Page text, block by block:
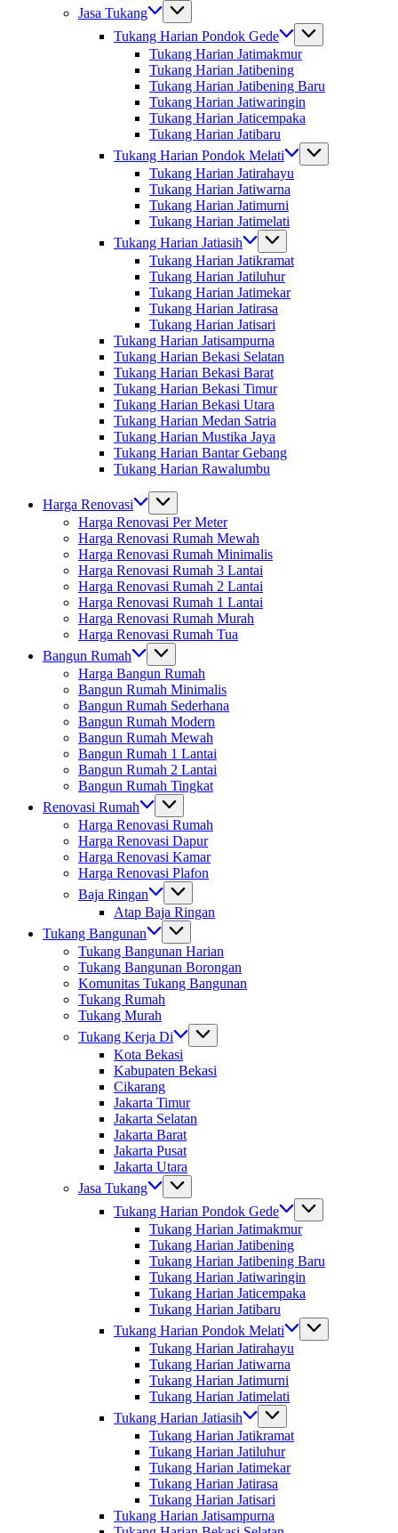
Jasa Tukang
Tukang Harian Pondok Gede
Tukang Harian Jatimakmur
Tukang Harian Jatibening
Tukang Harian Jatibening Baru
Tukang Harian Jatiwaringin
Tukang Harian Jaticempaka
Tukang Harian Jatibaru
Tukang Harian Pondok Melati
Tukang Harian Jatirahayu
Tukang Harian Jatiwarna
Tukang Harian Jatimurni
Tukang Harian Jatimelati
Tukang Harian Jatiasih
Tukang Harian Jatikramat
Tukang Harian Jatiluhur
Tukang Harian Jatimekar
Tukang Harian Jatirasa
Tukang Harian Jatisari
Tukang Harian Jatisampurna
Tukang Harian Bekasi Selatan
Tukang Harian Bekasi Barat
Tukang Harian Bekasi Timur
Tukang Harian Bekasi Utara
Tukang Harian Medan Satria
Tukang Harian Mustika Jaya
Tukang Harian Bantar Gebang
Tukang Harian Rawalumbu
Harga Renovasi
Harga Renovasi Per Meter
Harga Renovasi Rumah Mewah
Harga Renovasi Rumah Minimalis
Harga Renovasi Rumah 3 Lantai
Harga Renovasi Rumah 2 Lantai
Harga Renovasi Rumah 1 Lantai
Harga Renovasi Rumah Murah
Harga Renovasi Rumah Tua
Bangun Rumah
Harga Bangun Rumah
Bangun Rumah Minimalis
Bangun Rumah Sederhana
Bangun Rumah Modern
Bangun Rumah Mewah
Bangun Rumah 1 Lantai
Bangun Rumah 2 Lantai
Bangun Rumah Tingkat
Renovasi Rumah
Harga Renovasi Rumah
Harga Renovasi Dapur
Harga Renovasi Kamar
Harga Renovasi Plafon
Baja Ringan
Atap Baja Ringan
Tukang Bangunan
Tukang Bangunan Harian
Tukang Bangunan Borongan
Komunitas Tukang Bangunan
Tukang Rumah
Tukang Murah
Tukang Kerja Di
Kota Bekasi
Kabupaten Bekasi
Cikarang
Jakarta Timur
Jakarta Selatan
Jakarta Barat
Jakarta Pusat
Jakarta Utara
Jasa Tukang
Tukang Harian Pondok Gede
Tukang Harian Jatimakmur
Tukang Harian Jatibening
Tukang Harian Jatibening Baru
Tukang Harian Jatiwaringin
Tukang Harian Jaticempaka
Tukang Harian Jatibaru
Tukang Harian Pondok Melati
Tukang Harian Jatirahayu
Tukang Harian Jatiwarna
Tukang Harian Jatimurni
Tukang Harian Jatimelati
Tukang Harian Jatiasih
Tukang Harian Jatikramat
Tukang Harian Jatiluhur
Tukang Harian Jatimekar
Tukang Harian Jatirasa
Tukang Harian Jatisari
Tukang Harian Jatisampurna